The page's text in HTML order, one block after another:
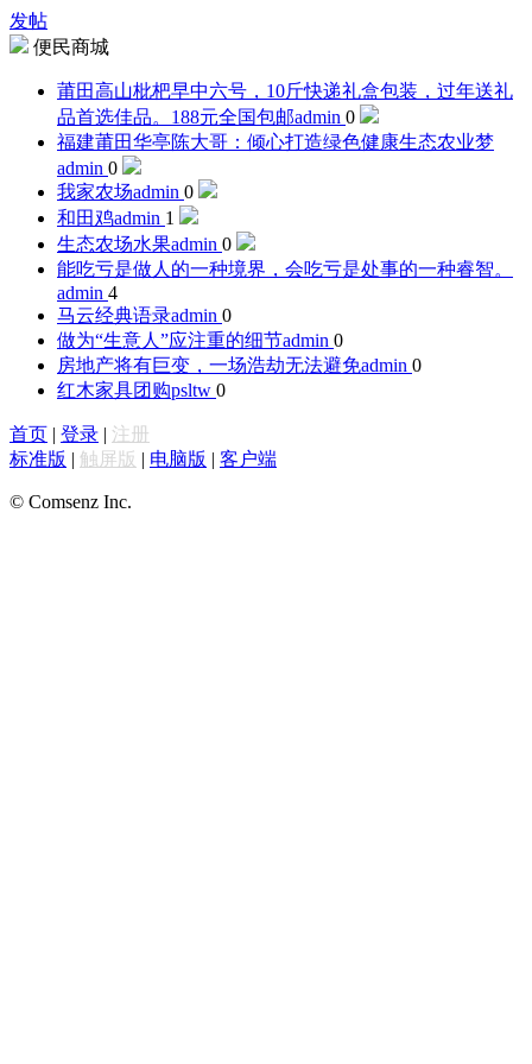
发帖
便民商城
莆田高山枇杷早中六号，10斤快递礼盒包装，过年送礼
品首选佳品。188元全国包邮admin 0
福建莆田华亭陈大哥：倾心打造绿色健康生态农业梦
admin 0
我家农场admin 0
和田鸡admin 1
生态农场水果admin 0
能吃亏是做人的一种境界，会吃亏是处事的一种睿智。
admin 4
马云经典语录admin 0
做为“生意人”应注重的细节admin 0
房地产将有巨变，一场浩劫无法避免admin 0
红木家具团购psltw 0
首页 | 登录 | 注册
标准版 | 触屏版 | 电脑版 | 客户端
© Comsenz Inc.